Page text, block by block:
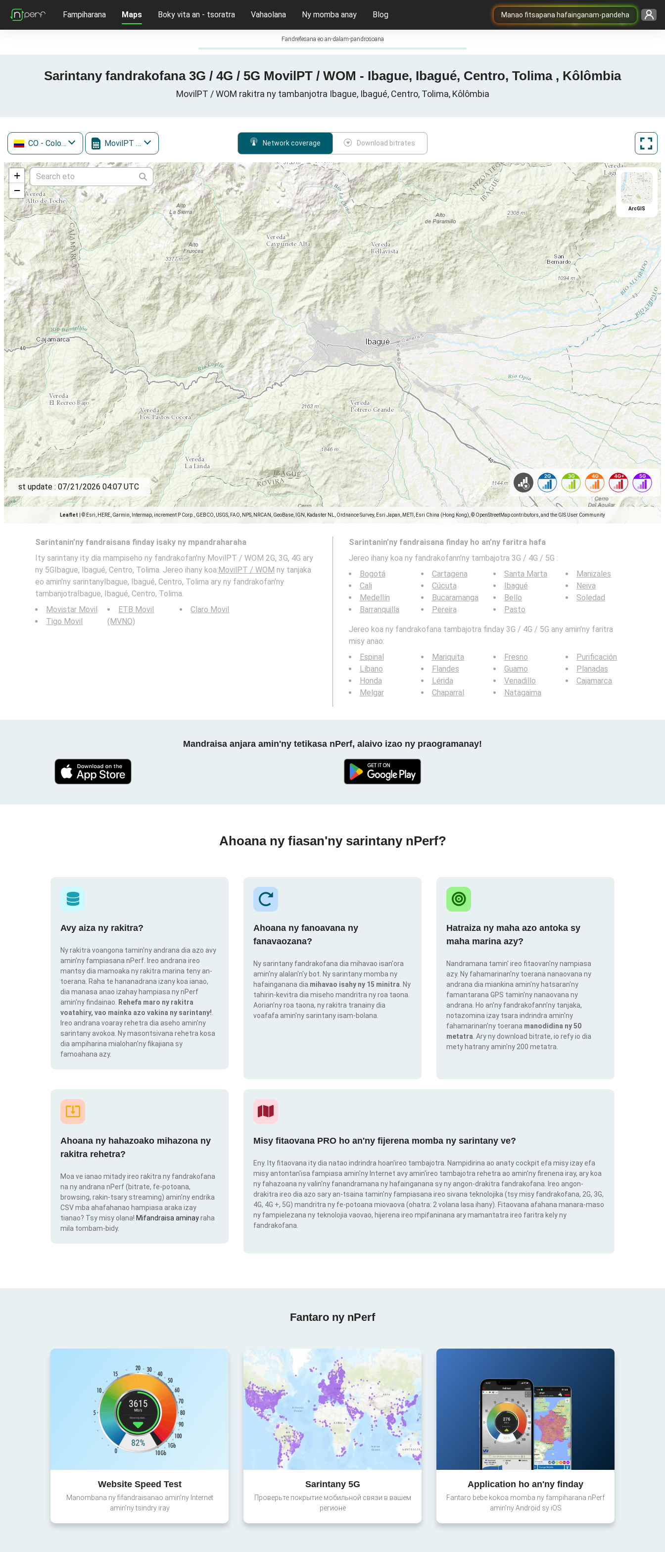
Manao fitsapana hafainganam-pandeha
Fampiharana Maps Boky vita an - tsoratra Vahaolana Ny momba anay Blog
Fandrefesana eo an-dalam-pandrosoana
Sarintany fandrakofana 3G / 4G / 5G MovilPT / WOM - Ibague, Ibagué, Centro, Tolima , Kôlômbia
MovilPT / WOM rakitra ny tambanjotra Ibague, Ibagué, Centro, Tolima, Kôlômbia
CO - Colombia MovilPT / WOM Network coverage Download bitrates
+
−
Leaflet © Esri, HERE, Garmin, Intermap, increment P Corp., GEBCO, USGS, FAO, NPS, NRCAN, GeoBase, IGN, Kadaster NL, Ordnance Survey, Esri Japan, METI, Esri China (Hong Kong), © OpenStreetMap contributors, and the GIS User Community
ArcGIS
st update : 07/21/2026 04:07 UTC
Sarintanin’ny fandraisana finday isaky ny mpandraharaha
Ity sarintany ity dia mampiseho ny fandrakofan'ny MovilPT / WOM 2G, 3G, 4G ary
ny 5GIbague, Ibagué, Centro, Tolima. Jereo ihany koa:MovilPT / WOM ny tanjaka
eo amin'ny sarintanyIbague, Ibagué, Centro, Tolima ary ny fandrakofan'ny
tambanjotraIbague, Ibagué, Centro, Tolima.
Movistar Movil
Tigo Movil
ETB Movil
(MVNO)
Claro Movil
Sarintanin’ny fandraisana finday ho an’ny faritra hafa
Jereo ihany koa ny fandrakofann'ny tambajotra 3G / 4G / 5G :
Bogotá
Cali
Medellín
Barranquilla
Cartagena
Cúcuta
Bucaramanga
Pereira
Santa Marta
Ibagué
Bello
Pasto
Manizales
Neiva
Soledad
Jereo koa ny fandrakofana tambajotra finday 3G / 4G / 5G any amin'ny faritra
misy anao:
Espinal
Líbano
Honda
Melgar
Mariquita
Flandes
Lérida
Chaparral
Fresno
Guamo
Venadillo
Natagaima
Purificación
Planadas
Cajamarca
Mandraisa anjara amin'ny tetikasa nPerf, alaivo izao ny praogramanay!
Ahoana ny fiasan'ny sarintany nPerf?
Avy aiza ny rakitra?
Ny rakitra voangona tamin'ny andrana dia azo avy
amin'ny fampiasana nPerf. Ireo andrana ireo
mantsy dia mamoaka ny rakitra marina teny an-
toerana. Raha te hananadrana izany koa ianao,
dia manasa anao izahay hampiasa ny nPerf
amin'ny findainao.
Rehefa maro ny rakitra
voatahiry, vao mainka azo vakina ny sarintany!
Ireo andrana voaray rehetra dia aseho amin'ny
sarintany avokoa. Ny masontsivana rehetra kosa
dia ampiharina mialohan'ny fikajiana sy
famoahana azy.
Ahoana ny fanoavana ny
fanavaozana?
Ny sarintany fandrakofana dia mihavao isan'ora
amin'ny alalan'n'y bot. Ny sarintany momba ny
hafainganana dia mihavao isahy ny 15 minitra . Ny
tahirin-kevitra dia miseho mandritra ny roa taona.
Aorian'ny roa taona, ny rakitra tranainy dia
voafafa amin'ny sarintany isam-bolana.
Hatraiza ny maha azo antoka sy
maha marina azy?
Nandramana tamin' ireo fitaovan'ny nampiasa
azy. Ny fahamarinan'ny toerana nanaovana ny
andrana dia miankina amin'ny hatsaran'ny
famantarana GPS tamin'ny nanaovana ny
andrana. Ho an'ny fandrakofann'ny tanjaka,
notazomina izay tsara indrindra amin'ny
fahamarinan'ny toerana manodidina ny 50
metatra . Ary ny download bitrate, io refy io dia
mety hatrany amin'ny 200 metatra.
Ahoana ny hahazoako mihazona ny
rakitra rehetra?
Moa ve ianao mitady ireo rakitra ny fandrakofana
na ny andrana nPerf (bitrate, fe-potoana,
browsing, rakin-tsary streaming) amin'ny endrika
CSV mba ahafahanao hampiasa araka izay
tianao? Tsy misy olana! Mifandraisa aminayraha
mila tombam-bidy.
Misy fitaovana PRO ho an'ny fijerena momba ny sarintany ve?
Eny. Ity fitaovana ity dia natao indrindra hoan'ireo tambajotra. Nampidirina ao anaty cockpit efa misy izay efa
misy antontan'isa fampiasa amin'ny Internet avy amin'ireo tambajotra rehetra ao amin'ny firenena iray, ary koa
ny fahazoana ny valin'ny fanandramana ny hafainganana sy ny angon-drakitra fandrakofana. Ireo angon-
drakitra ireo dia azo sary an-tsaina tamin'ny fampiasana ireo sivana teknolojika (tsy misy fandrakofana, 2G, 3G,
4G, 4G +, 5G) mandritra ny fe-potoana miovaova (ohatra: 2 volana lasa ihany). Fitaovana afahana manara-maso
ny fampielezana ny teknolojia vaovao, hijerena ireo mpifaninana ary mamantatra ireo faritra kely ny
fandrakofana.
Fantaro ny nPerf
Website Speed Test
Manombana ny fifandraisanao amin'ny Internet
amin'ny tsindry iray
Sarintany 5G
Проверьте покрытие мобильной связи в вашем
регионе
Application ho an'ny finday
Fantaro bebe kokoa momba ny fampiharana nPerf
amin'ny Android sy iOS